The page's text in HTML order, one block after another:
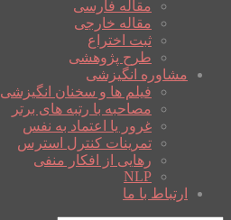
مقاله فارسی
مقاله خارجی
ثبت اختراع
طرح پژوهشی
مشاوره انگیزشی
فیلم ها و سخنان انگیزشی
مصاحبه با رتبه های برتر
غرور یا اعتماد به نفس
تمرینات کنترل استرس
رهایی از افکار منفی
NLP
ارتباط با ما